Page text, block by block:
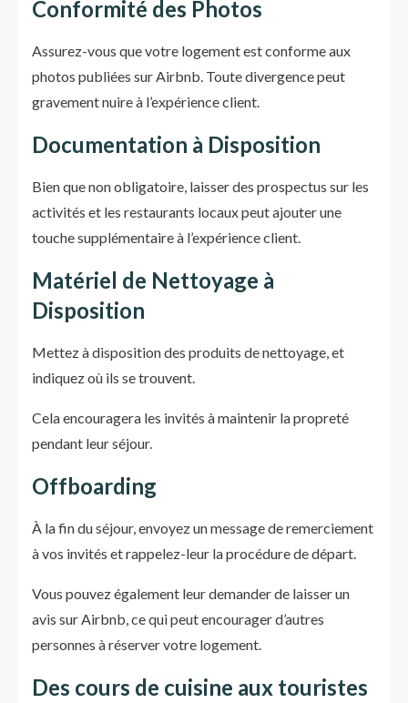
Conformité des Photos
Assurez-vous que votre logement est conforme aux
photos publiées sur Airbnb. Toute divergence peut
gravement nuire à l’expérience client.
Documentation à Disposition
Bien que non obligatoire, laisser des prospectus sur les
activités et les restaurants locaux peut ajouter une
touche supplémentaire à l’expérience client.
Matériel de Nettoyage à
Disposition
Mettez à disposition des produits de nettoyage, et
indiquez où ils se trouvent.
Cela encouragera les invités à maintenir la propreté
pendant leur séjour.
Offboarding
À la fin du séjour, envoyez un message de remerciement
à vos invités et rappelez-leur la procédure de départ.
Vous pouvez également leur demander de laisser un
avis sur Airbnb, ce qui peut encourager d’autres
personnes à réserver votre logement.
Des cours de cuisine aux touristes